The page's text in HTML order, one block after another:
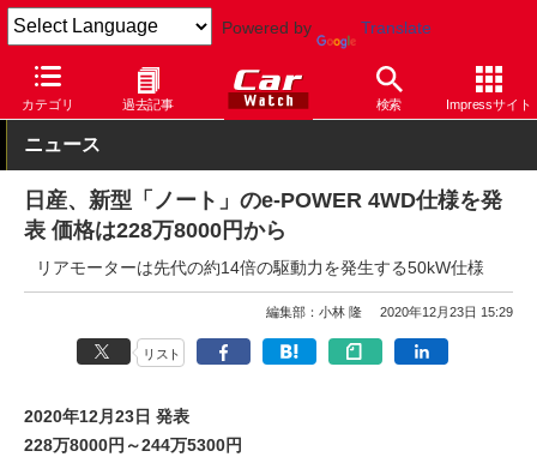
Powered by Translate
カテゴリ 過去記事 検索 Impressサイト
Car Watch 自動車 ノート
ニュース
日産、新型「ノート」のe-POWER 4WD仕様を発
表 価格は228万8000円から
リアモーターは先代の約14倍の駆動力を発生する50kW仕様
編集部：小林 隆 2020年12月23日 15:29
リスト
2020年12月23日 発表
228万8000円～244万5300円